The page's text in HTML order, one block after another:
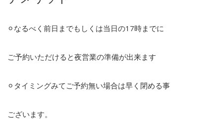
⚪︎なるべく前日までもしくは当日の17時までに
ご予約いただけると夜営業の準備が出来ます
⚪︎タイミングみてご予約無い場合は早く閉める事
ございます。